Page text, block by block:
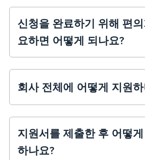
신청을 완료하기 위해 편
요하면 어떻게 되나요?
회사 전체에 어떻게 지원
지원서를 제출한 후 어떻
하나요?